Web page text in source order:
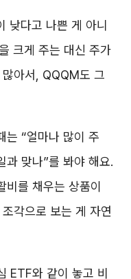
낮다고 나쁜 게 아니
크게 주는 대신 주가
아서, QQQM도 그
는 “얼마나 많이 주
과 맞나”를 봐야 해요.
를 채우는 상품이
각으로 보는 게 자연
ETF와 같이 놓고 비